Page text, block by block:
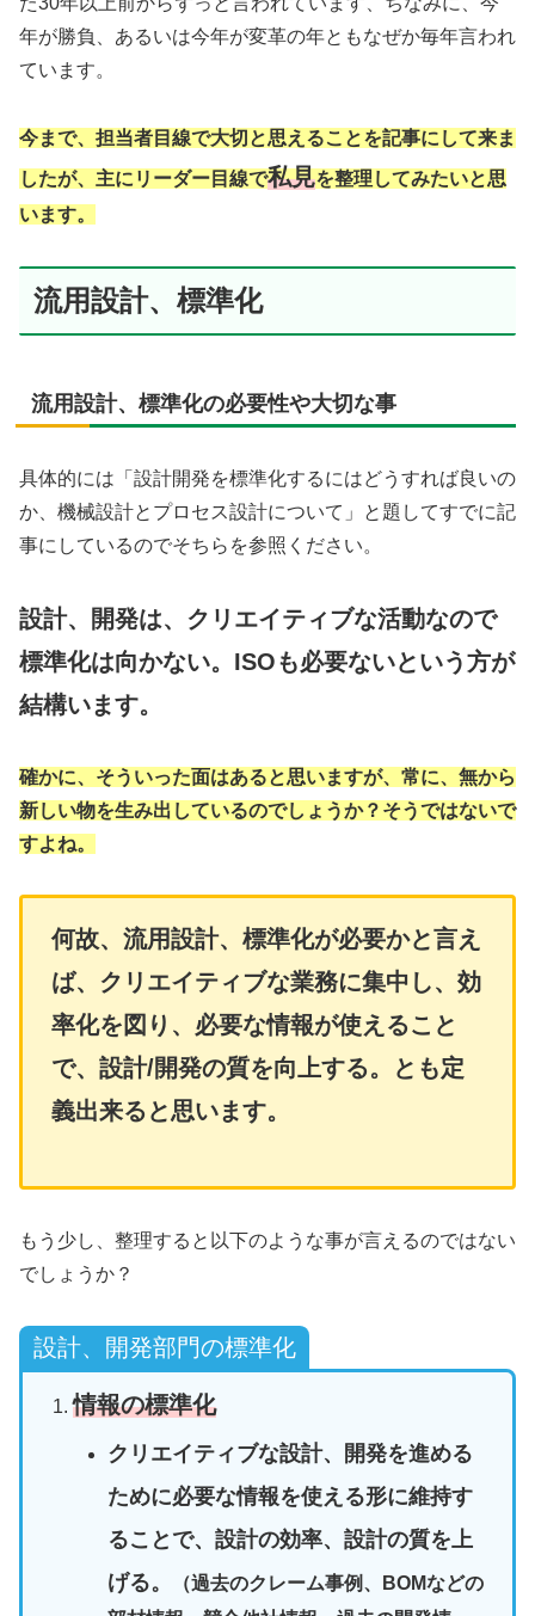
年が勝負、あるいは今年が変革の年ともなぜか毎年言われ
ています。
今まで、担当者目線で大切と思えることを記事にして来ま
したが、主にリーダー目線で私見を整理してみたいと思
います。
流用設計、標準化
流用設計、標準化の必要性や大切な事
具体的には「設計開発を標準化するにはどうすれば良いの
か、機械設計とプロセス設計について」と題してすでに記
事にしているのでそちらを参照ください。
設計、開発は、クリエイティブな活動なので
標準化は向かない。ISOも必要ないという方が
結構います。
確かに、そういった面はあると思いますが、常に、無から
新しい物を生み出しているのでしょうか？そうではないで
すよね。
何故、流用設計、標準化が必要かと言え
ば、クリエイティブな業務に集中し、効
率化を図り、必要な情報が使えること
で、設計/開発の質を向上する。とも定
義出来ると思います。
もう少し、整理すると以下のような事が言えるのではない
でしょうか？
設計、開発部門の標準化
情報の標準化
クリエイティブな設計、開発を進める
ために必要な情報を使える形に維持す
ることで、設計の効率、設計の質を上
げる。
（過去のクレーム事例、BOMなどの